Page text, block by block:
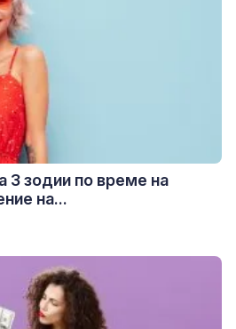
3 зодии по време на
на...